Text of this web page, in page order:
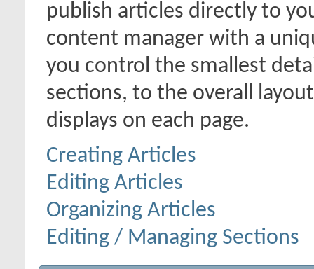
publish articles directly to
content manager with a
you control the smallest
sections, to the overall
displays on each page.
Creating Articles
Editing Articles
Organizing Articles
Editing / Managing Sections